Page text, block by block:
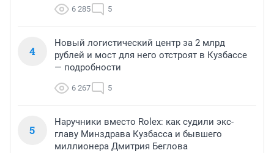
6 285 5
4
Новый логистический центр за 2 млрд
рублей и мост для него отстроят в Кузбассе
— подробности
6 267 5
5
Наручники вместо Rolex: как судили экс-
главу Минздрава Кузбасса и бывшего
миллионера Дмитрия Беглова